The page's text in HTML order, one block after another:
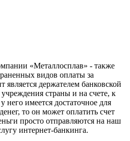
«Металлосплав» - также
видов оплаты за
является держателем банковской
страны и на счете, к
него имеется достаточное для
то он может оплатить счет
просто отправляются на наш
интернет-банкинга.